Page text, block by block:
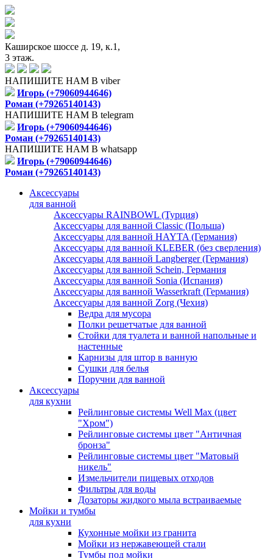
Каширское шоссе д. 19, к.1,
3 этаж.
НАПИШИТЕ НАМ В viber
Игорь (+79060944646)
Роман (+79265140143)
НАПИШИТЕ НАМ В telegram
Игорь (+79060944646)
Роман (+79265140143)
НАПИШИТЕ НАМ В whatsapp
Игорь (+79060944646)
Роман (+79265140143)
Аксессуары
для ванной
Аксессуары RAINBOWL (Турция)
Аксессуары для ванной Classic (Польша)
Аксессуары для ванной HAYTA (Германия)
Аксессуары для ванной KLEBER (без сверления)
Аксессуары для ванной Langberger (Германия)
Аксессуары для ванной Schein, Германия
Аксессуары для ванной Sonia (Испания)
Аксессуары для ванной Wasserkraft (Германия)
Аксессуары для ванной Zorg (Чехия)
Ведра для мусора
Полки решетчатые для ванной
Стойки для туалета и ванной напольные и
настенные
Карнизы для штор в ванную
Сушки для белья
Поручни для ванной
Аксессуары
для кухни
Рейлинговые системы Well Max (цвет
"Хром")
Рейлинговые системы цвет "Античная
бронза"
Рейлинговые системы цвет "Матовый
никель"
Измельчители пищевых отходов
Фильтры для воды
Дозаторы жидкого мыла встраиваемые
Мойки и тумбы
для кухни
Кухонные мойки из гранита
Мойки из нержавеющей стали
Тумбы под мойки